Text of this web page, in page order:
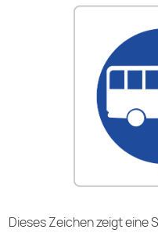
Dieses Zeichen zeigt eine